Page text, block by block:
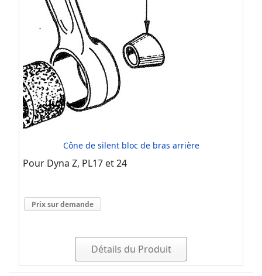
Cône de silent bloc de bras arrière
Pour Dyna Z, PL17 et 24
Prix sur demande
Détails du Produit